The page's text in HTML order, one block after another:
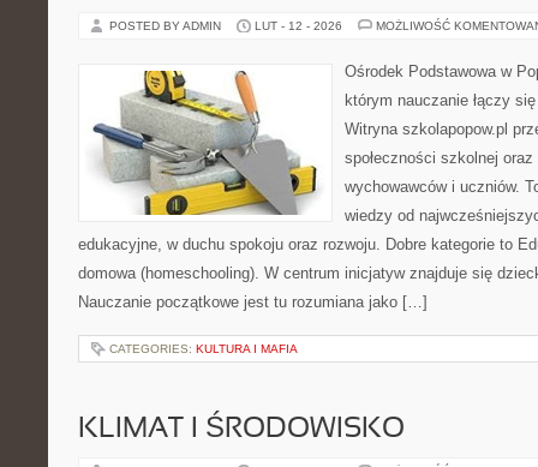
POSTED BY ADMIN LUT - 12 - 2026 MOŻLIWOŚĆ
Ośrodek Podstawowa w
którym nauczanie łączy
Witryna szkolapopow.pl
społeczności szkolnej
wychowawców i uczniów.
wiedzy od
edukacyjne, w duchu spokoju oraz rozwoju. Dobre kategorie to
domowa (homeschooling). W centrum inicjatyw znajduje się
Nauczanie początkowe jest tu rozumiana jako […]
CATEGORIES: KULTURA I MAFIA
KLIMAT I ŚRODOWISKO